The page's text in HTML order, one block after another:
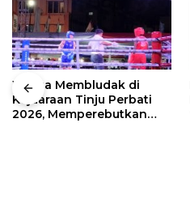
Warga Membludak di
Kejuaraan Tinju Perbati
2026, Memperebutkan